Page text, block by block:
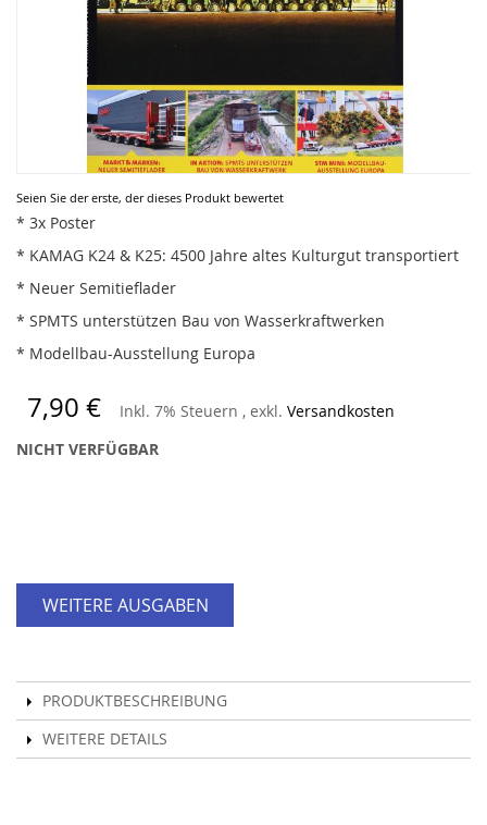
Seien Sie der erste, der dieses Produkt bewertet
* 3x Poster
* KAMAG K24 & K25: 4500 Jahre altes Kulturgut transportiert
* Neuer Semitieflader
* SPMTS unterstützen Bau von Wasserkraftwerken
* Modellbau-Ausstellung Europa
7,90 € Inkl. 7% Steuern , exkl. Versandkosten
NICHT VERFÜGBAR
WEITERE AUSGABEN
PRODUKTBESCHREIBUNG
WEITERE DETAILS
Zum
Anfang
Bildergalerie
springen